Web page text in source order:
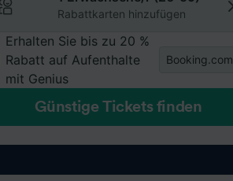
Rabattkarten hinzufügen
Erhalten Sie bis zu 20 %
Rabatt auf Aufenthalte
mit Genius
Booking.com
Günstige Tickets finden